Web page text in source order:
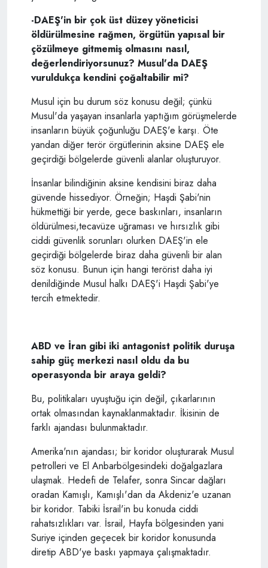
-DAEŞ'in bir çok üst düzey yöneticisi
öldürülmesine rağmen, örgütün yapısal bir
çözülmeye gitmemiş olmasını nasıl,
değerlendiriyorsunuz? Musul'da DAEŞ
vuruldukça kendini çoğaltabilir mi?
Musul için bu durum söz konusu değil; çünkü
Musul'da yaşayan insanlarla yaptığım görüşmelerde
insanların büyük çoğunluğu DAEŞ'e karşı. Öte
yandan diğer terör örgütlerinin aksine DAEŞ ele
geçirdiği bölgelerde güvenli alanlar oluşturuyor.
İnsanlar bilindiğinin aksine kendisini biraz daha
güvende hissediyor. Örneğin; Haşdi Şabi'nin
hükmettiği bir yerde, gece baskınları, insanların
öldürülmesi,tecavüze uğraması ve hırsızlık gibi
ciddi güvenlik sorunları olurken DAEŞ'in ele
geçirdiği bölgelerde biraz daha güvenli bir alan
söz konusu. Bunun için hangi terörist daha iyi
denildiğinde Musul halkı DAEŞ'i Haşdi Şabi'ye
tercih etmektedir.
ABD ve İran gibi iki antagonist politik duruşa
sahip güç merkezi nasıl oldu da bu
operasyonda bir araya geldi?
Bu, politikaları uyuştuğu için değil, çıkarlarının
ortak olmasından kaynaklanmaktadır. İkisinin de
farklı ajandası bulunmaktadır.
Amerika'nın ajandası; bir koridor oluşturarak Musul
petrolleri ve El Anbarbölgesindeki doğalgazlara
ulaşmak. Hedefi de Telafer, sonra Sincar dağları
oradan Kamışlı, Kamışlı'dan da Akdeniz'e uzanan
bir koridor. Tabiki İsrail'in bu konuda ciddi
rahatsızlıkları var. İsrail, Hayfa bölgesinden yani
Suriye içinden geçecek bir koridor konusunda
diretip ABD'ye baskı yapmaya çalışmaktadır.